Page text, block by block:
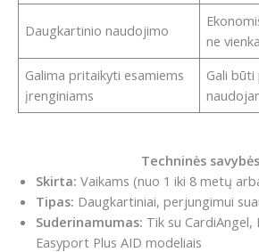
Daugkartinio naudojimo
ne
Galima pritaikyti esamiems
įrenginiams
Gali
Techninės savybės
Skirta: Vaikams (nuo 1 iki 8 metų
Tipas: Daugkartiniai, perjungimui
Suderinamumas: Tik su CardiAngel,
Easyport Plus AID modeliais